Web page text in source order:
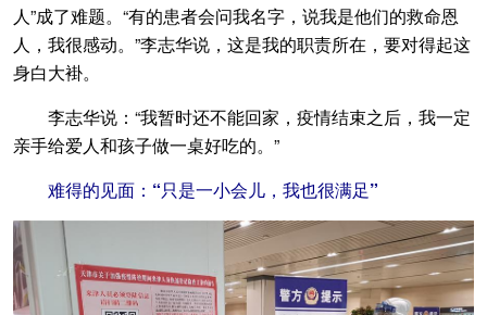
人”成了难题。“有的患者会问我名字，说我是他们的救命恩
人，我很感动。”李志华说，这是我的职责所在，要对得起这
身白大褂。
李志华说：“我暂时还不能回家，疫情结束之后，我一定
亲手给爱人和孩子做一桌好吃的。”
难得的见面：“只是一小会儿，我也很满足”